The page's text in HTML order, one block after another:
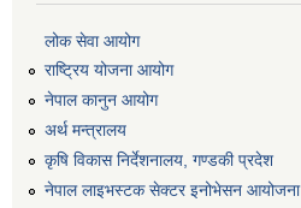
लोक सेवा आयोग
राष्ट्रिय योजना आयोग
नेपाल कानुन आयोग
अर्थ मन्त्रालय
कृषि विकास निर्देशनालय, गण्डकी प्रदेश
नेपाल लाइभस्टक सेक्टर इनोभेसन आयोजना